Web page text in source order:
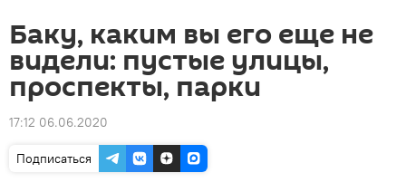
Баку, каким вы его еще не
видели: пустые улицы,
проспекты, парки
17:12 06.06.2020
Подписаться